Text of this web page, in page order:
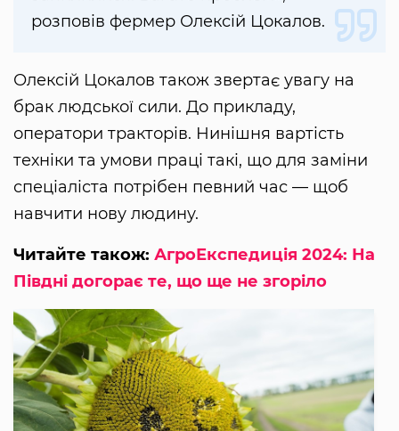
розповів фермер Олексій Цокалов.
Олексій Цокалов також звертає увагу на
брак людської сили. До прикладу,
оператори тракторів. Нинішня вартість
техніки та умови праці такі, що для заміни
спеціаліста потрібен певний час — щоб
навчити нову людину.
Читайте також: АгроЕкспедиція 2024: На
Півдні догорає те, що ще не згоріло